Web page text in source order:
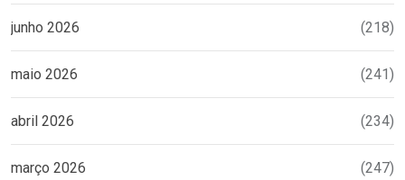
junho 2026 (218)
maio 2026 (241)
abril 2026 (234)
março 2026 (247)